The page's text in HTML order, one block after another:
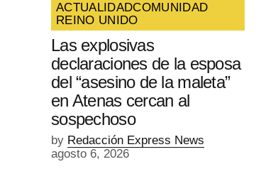
ACTUALIDADCOMUNIDAD
REINO UNIDO
Las explosivas
declaraciones de la esposa
del “asesino de la maleta”
en Atenas cercan al
sospechoso
by Redacción Express News
agosto 6, 2026